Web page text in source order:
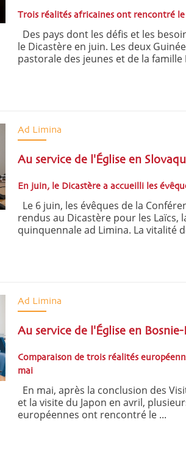
Trois réalités africaines ont rencontré
Des pays dont les défis et les
le Dicastère en juin. Les deux
pastorale des jeunes et de la famille
Ad Limina
Au service de l'Église en
En juin, le Dicastère a accueilli les
Le 6 juin, les évêques de la
rendus au Dicastère pour les Laïcs,
quinquennale ad Limina. La vitalité
Ad Limina
Au service de l'Église en
Comparaison de trois réalités
mai
En mai, après la conclusion des
et la visite du Japon en avril,
européennes ont rencontré le ...